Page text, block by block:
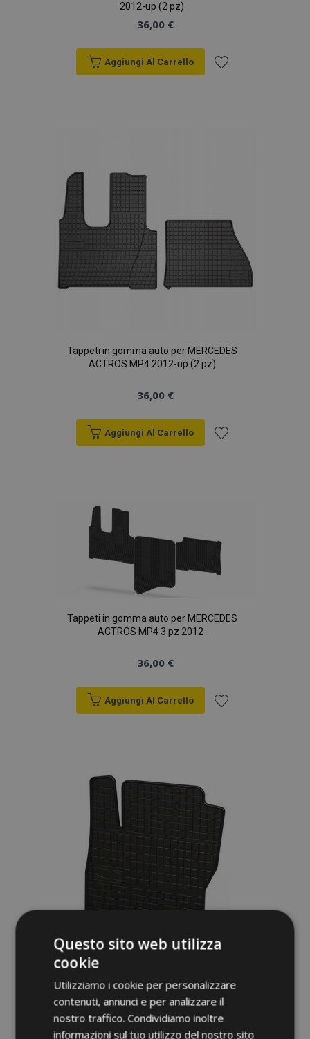
2012-up (2 pz)
36,00 €
Aggiungi Al Carrello
Tappeti in gomma auto per MERCEDES
ACTROS MP4 2012-up (2 pz)
36,00 €
Aggiungi Al Carrello
desideri
Tappeti in gomma auto per MERCEDES
ACTROS MP4 3 pz 2012-
36,00 €
Aggiungi Al Carrello
desideri
Tappeti in gomma auto per MERCEDES
ACTROS MP3 2 pz 2008-2012
36,00 €
Questo sito web utilizza
cookie
Utilizziamo i cookie per personalizzare
contenuti, annunci e per analizzare il
nostro traffico. Condividiamo inoltre
informazioni sul tuo utilizzo del nostro sito